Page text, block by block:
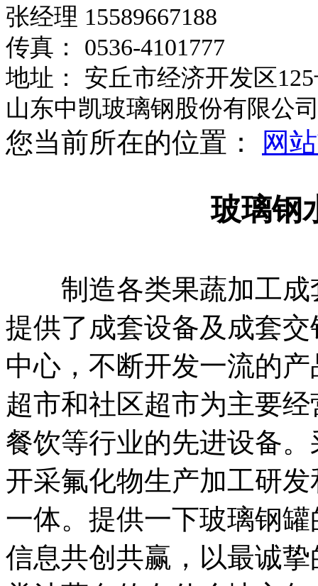
张经理 15589667188
传真： 0536-4101777
地址： 安丘市经济开发区
山东中凯玻璃钢股份有限公
您当前所在的位置： 网
玻璃钢
制造各类果蔬加工成
提供了成套设备及成套
中心，不断开发一流的
超市和社区超市为主要
餐饮等行业的先进设备
开采氟化物生产加工研
一体。提供一下玻璃钢
信息共创共赢，以最诚